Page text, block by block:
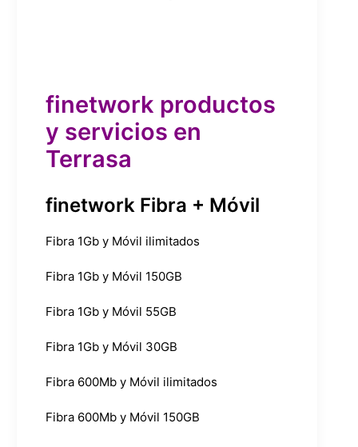
finetwork productos
y servicios en
Terrasa
finetwork Fibra + Móvil
Fibra 1Gb y Móvil ilimitados
Fibra 1Gb y Móvil 150GB
Fibra 1Gb y Móvil 55GB
Fibra 1Gb y Móvil 30GB
Fibra 600Mb y Móvil ilimitados
Fibra 600Mb y Móvil 150GB